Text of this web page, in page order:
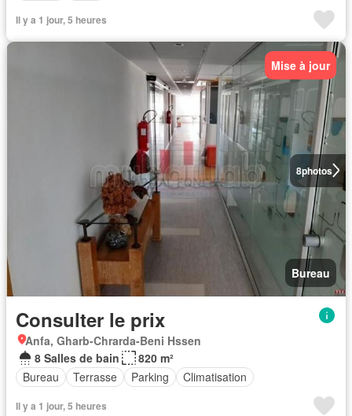
Il y a 1 jour, 5 heures
8photos
Mise à jour
Bureau
Consulter le prix
Anfa, Gharb-Chrarda-Beni Hssen
8 Salles de bain
820 m²
Bureau
Terrasse Parking Climatisation
Il y a 1 jour, 5 heures